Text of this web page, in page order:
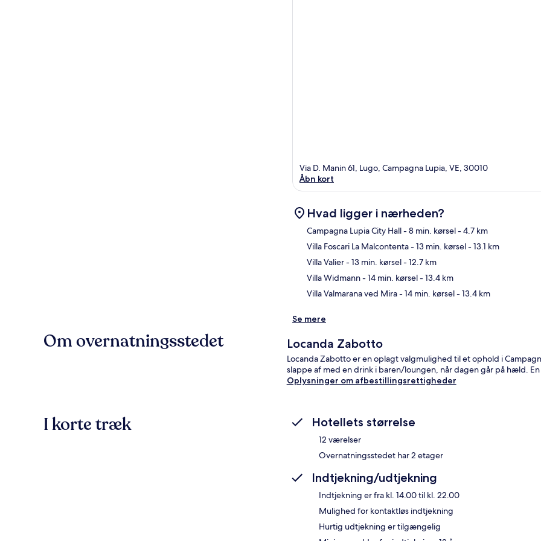
Via D. Manin 61, Lugo, Campagna Lupia, VE, 30010
Åbn kort
Hvad ligger i nærheden?
Campagna Lupia City Hall- 8 min. kørsel- 4.7 km
Villa Foscari La Malcontenta- 13 min. kørsel- 13.1 km
Villa Valier- 13 min. kørsel- 12.7 km
Villa Widmann- 14 min. kørsel- 13.4 km
Villa Valmarana ved Mira- 14 min. kørsel- 13.4 km
Se mere
Om overnatningsstedet Locanda Zabotto
Locanda Zabotto er en oplagt valgmulighed til et ophold i
slappe af med en drink i baren/loungen, når dagen går på hæld.
Oplysninger om afbestillingsrettigheder
I korte træk Hotellets størrelse
12 værelser
Overnatningsstedet har 2 etager
Indtjekning/udtjekning
Indtjekning er fra kl. 14.00 til kl. 22.00
Mulighed for kontaktløs indtjekning
Hurtig udtjekning er tilgængelig